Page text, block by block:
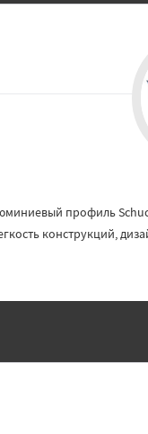
профиль
конструкций,